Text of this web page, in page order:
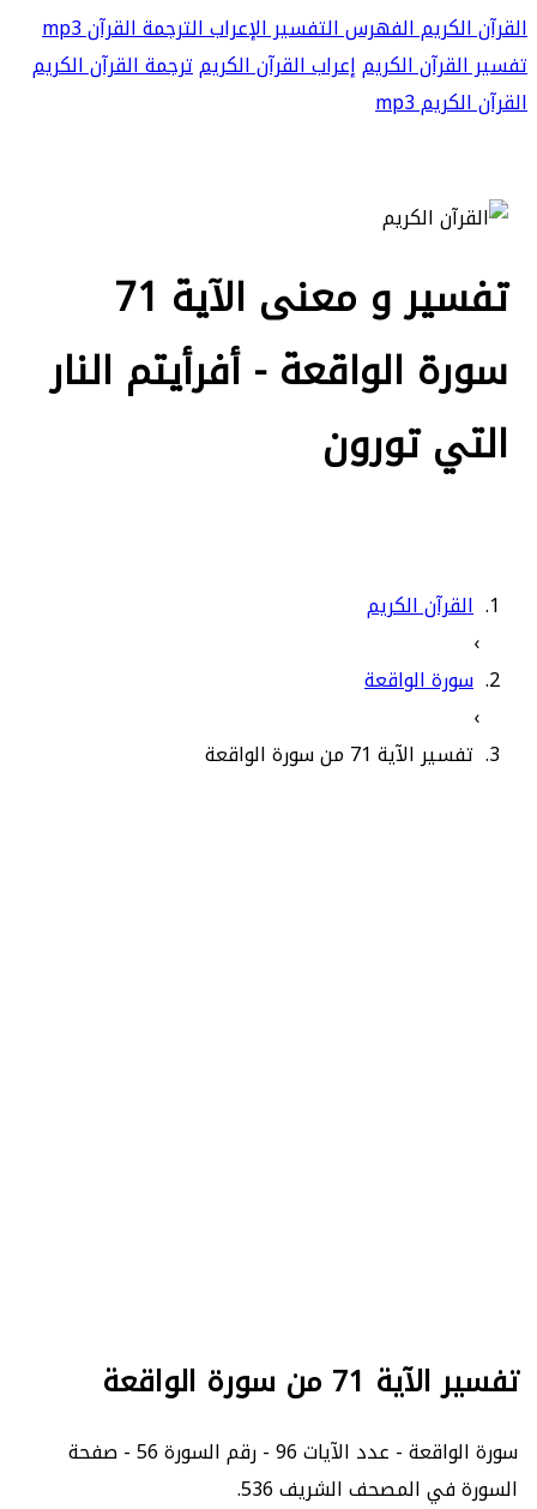
القرآن الكريمالفهرسالتفسيرالإعرابالترجمةالقرآن mp3
تفسير القرآن الكريمإعراب القرآن الكريمترجمة القرآن الكريم
القرآن الكريم mp3
تفسير و معنى الآية 71
سورة الواقعة - أفرأيتم النار
التي تورون
القرآن الكريم
›
سورة الواقعة
›
تفسير الآية 71 من سورة الواقعة
تفسير الآية 71 من سورة الواقعة
سورة الواقعة - عدد الآيات 96 - رقم السورة 56 - صفحة
السورة في المصحف الشريف 536.